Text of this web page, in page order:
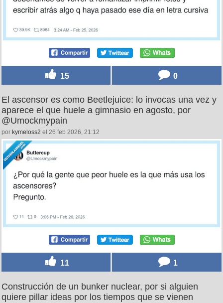
15 0
El ascensor es como Beetlejuice: lo invocas una vez y
aparece el que huele a gimnasio en agosto, por
@Umockmypain
por kymeloss2 el 26 feb 2026, 21:12
11 1
Construcción de un bunker nuclear, por si alguien
quiere pillar ideas por los tiempos que se vienen